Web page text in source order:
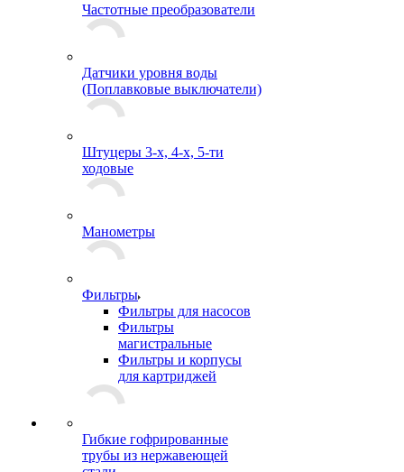
Частотные преобразователи
Датчики уровня воды
(Поплавковые выключатели)
Штуцеры 3-х, 4-х, 5-ти
ходовые
Манометры
Фильтры
Фильтры для насосов
Фильтры
магистральные
Фильтры и корпусы
для картриджей
Гибкие гофрированные
трубы из нержавеющей